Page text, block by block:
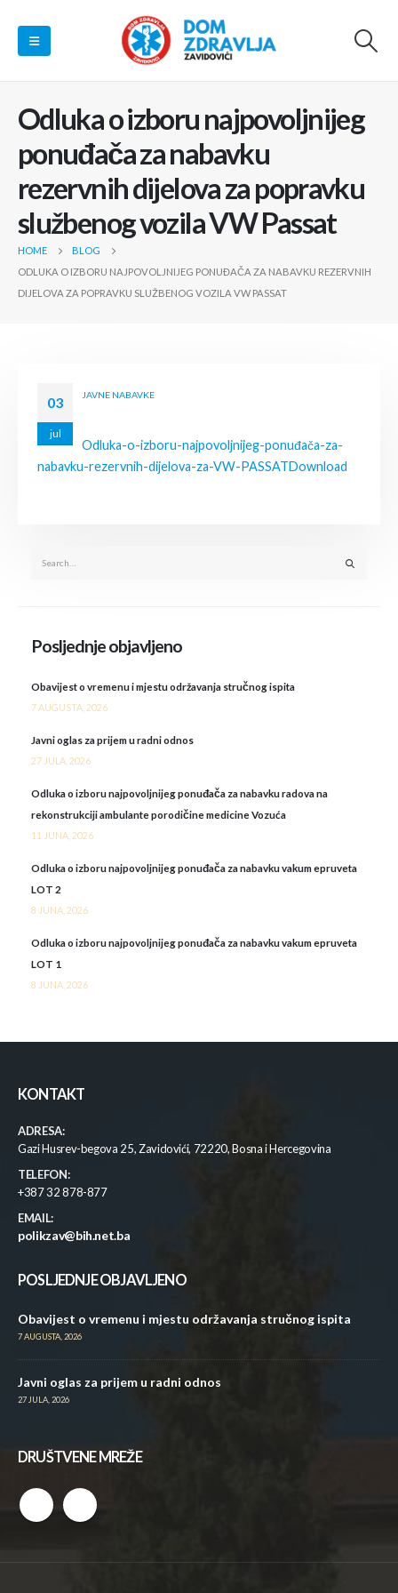
Odluka o izboru najpovoljnijeg
ponuđača za nabavku
rezervnih dijelova za popravku
službenog vozila VW Passat
HOME
BLOG
ODLUKA O IZBORU NAJPOVOLJNIJEG PONUĐAČA ZA NABAVKU REZERVNIH
DIJELOVA ZA POPRAVKU SLUŽBENOG VOZILA VW PASSAT
03
jul
JAVNE NABAVKE
Odluka-o-izboru-najpovoljnijeg-ponuđača-za-
nabavku-rezervnih-dijelova-za-VW-PASSATDownload
Posljednje objavljeno
Obavijest o vremenu i mjestu održavanja stručnog ispita
7 AUGUSTA, 2026
Javni oglas za prijem u radni odnos
27 JULA, 2026
Odluka o izboru najpovoljnijeg ponuđača za nabavku radova na
rekonstrukciji ambulante porodičine medicine Vozuća
11 JUNA, 2026
Odluka o izboru najpovoljnijeg ponuđača za nabavku vakum epruveta
LOT 2
8 JUNA, 2026
Odluka o izboru najpovoljnijeg ponuđača za nabavku vakum epruveta
LOT 1
8 JUNA, 2026
KONTAKT
ADRESA:
Gazi Husrev-begova 25, Zavidovići, 72220, Bosna i Hercegovina
TELEFON:
+387 32 878-877
EMAIL:
polikzav@bih.net.ba
POSLJEDNJE OBJAVLJENO
Obavijest o vremenu i mjestu održavanja stručnog ispita
7 AUGUSTA, 2026
Javni oglas za prijem u radni odnos
27 JULA, 2026
DRUŠTVENE MREŽE